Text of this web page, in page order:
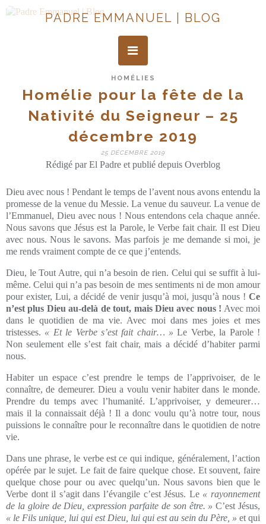
PADRE EMMANUEL | BLOG
HOMÉLIES
Homélie pour la fête de la
Nativité du Seigneur – 25
décembre 2019
25 DÉCEMBRE 2019
Rédigé par El Padre et publié depuis Overblog
Dieu avec nous ! Pendant le temps de l’avent nous avons entendu la
promesse de la venue du Messie. La venue du sauveur. La venue de
l’Emmanuel, Dieu avec nous ! Nous entendons cela chaque année.
Nous savons que Jésus est la Parole, le Verbe fait chair. Il est Dieu
avec nous. Nous le savons. Mas parfois je me demande si moi, je
me rends vraiment compte de ce que j’entends.
Dieu, le Tout Autre, qui n’a besoin de rien. Celui qui se suffit à lui-
même. Celui qui n’a pas besoin de mes sentiments ni de mon amour
pour exister, Lui, a décidé de venir jusqu’à moi, jusqu’à nous ! Ce
n’est plus Dieu au-delà de tout, mais Dieu avec nous ! Avec moi
dans le quotidien de ma vie. Avec moi dans mes joies et mes
tristesses. « Et le Verbe s’est fait chair… » Le Verbe, la Parole !
Non seulement elle s’est fait chair, mais a décidé d’habiter parmi
nous.
Habiter un espace c’est prendre le temps de l’apprivoiser, de le
connaître, de demeurer. Dieu a voulu venir habiter dans le monde.
Prendre du temps avec l’humanité. L’apprivoiser, y demeurer…
mais il la connaissait déjà ! Il a donc voulu qu’à notre tour, nous
puissions le connaître pour le reconnaître dans le quotidien de notre
vie.
Dans une phrase, le verbe est ce qui indique, généralement, l’action
opérée par le sujet. Le fait de faire quelque chose. Et souvent, faire
quelque chose pour ou avec quelqu’un. Nous savons bien que le
Verbe dont il s’agit dans l’évangile c’est Jésus. Le « rayonnement
de la gloire de Dieu, expression parfaite de son être. » C’est Jésus,
« le Fils unique, lui qui est Dieu, lui qui est au sein du Père, » et qui